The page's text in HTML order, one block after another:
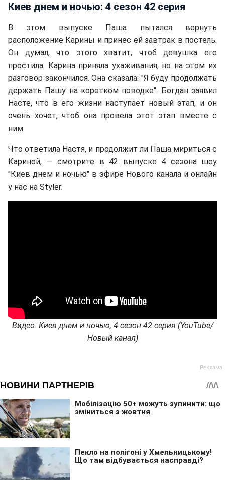
Киев днем и ночью: 4 сезон 42 серия
В этом выпуске Паша пытался вернуть
расположение Карины и принес ей завтрак в постель.
Он думал, что этого хватит, чтоб девушка его
простила. Карина приняла ухаживания, но на этом их
разговор закончился. Она сказала: "Я буду продолжать
держать Пашу на коротком поводке". Богдан заявил
Насте, что в его жизни наступает новый этап, и он
очень хочет, чтоб она провела этот этап вместе с
ним.
Что ответила Настя, и продолжит ли Паша мириться с
Кариной, — смотрите в 42 выпуске 4 сезона шоу
"Киев днем и ночью" в эфире Нового канала и онлайн
у нас на Styler.
Видео: Киев днем и ночью, 4 сезон 42 серия (YouTube/
Новый канал)